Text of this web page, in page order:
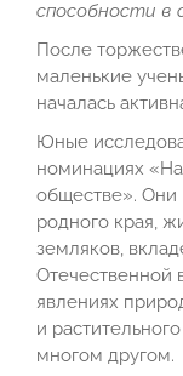
способности в
После
маленькие
началась
Юные
номинациях
обществе». Они
родного края,
земляков,
Отечественной
явлениях
и
многом другом.